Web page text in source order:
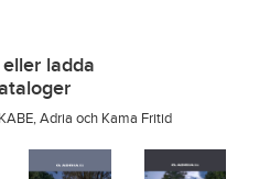
ladda
Adria och Kama Fritid